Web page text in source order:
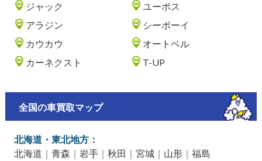
ジャック
ユーポス
アラジン
シーボーイ
カウカウ
オートベル
カーネクスト
T-UP
全国の車買取マップ
北海道・東北地方：
北海道 ｜ 青森 ｜ 岩手｜ 秋田 ｜ 宮城｜ 山形｜ 福島